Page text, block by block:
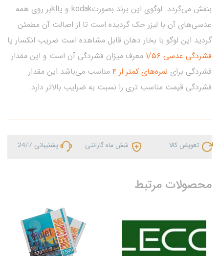
بنفش می‌گردد. لوگوی این برند بصورتkodak و یاklبر روی همه
عدسی‌های آن با لیزر حک گردیده است تا از اصالت آن مطمئن
گردید این لوگو با بخار دهان قابل مشاهده است.ضریب انکسار یا
فشردگی عدسی ۱/۵۶
معرف میزان فشردگی آن است و این مقدار
فشردگی برای نمره‌های کمتر از ۴
مناسب می‌باشد.این مقدار
فشردگی قیمت مناسب تری را نسبت به ضرایب بالاتر دارد.
تعویض کالا شش ماه گارانتی پشتیبانی 24/7
محصولات مرتبط